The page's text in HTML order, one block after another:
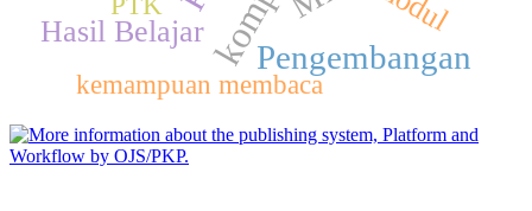
Pengembangan
Hasil Belajar
kemampuan membaca